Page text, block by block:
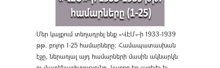
Մեր կայքում տեղադրել ենք «ՎԷՄ»-ի 1933-1939
թթ. բոլոր 1-25 համարները։ Համապատասխան
էջը, ներառյալ այդ համարների մասին ակնարկն